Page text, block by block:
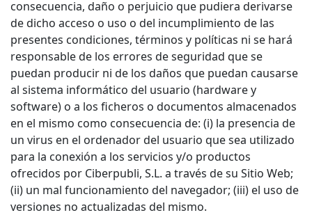
consecuencia, daño o perjuicio que pudiera derivarse
de dicho acceso o uso o del incumplimiento de las
presentes condiciones, términos y políticas ni se hará
responsable de los errores de seguridad que se
puedan producir ni de los daños que puedan causarse
al sistema informático del usuario (hardware y
software) o a los ficheros o documentos almacenados
en el mismo como consecuencia de: (i) la presencia de
un virus en el ordenador del usuario que sea utilizado
para la conexión a los servicios y/o productos
ofrecidos por Ciberpubli, S.L. a través de su Sitio Web;
(ii) un mal funcionamiento del navegador; (iii) el uso de
versiones no actualizadas del mismo.